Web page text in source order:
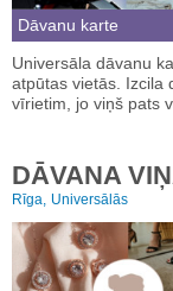
Dāvanu karte
Universāla dāvanu
atpūtas vietās. Izcila
vīrietim, jo viņš pats
DĀVANA
Rīga, Universālās